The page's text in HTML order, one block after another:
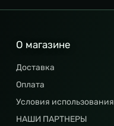
О магазине
Доставка
Оплата
Условия использования
НАШИ ПАРТНЕРЫ